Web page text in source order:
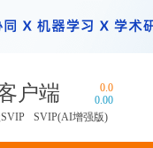
户端
0.0
0.00
SVIP(AI增强版)